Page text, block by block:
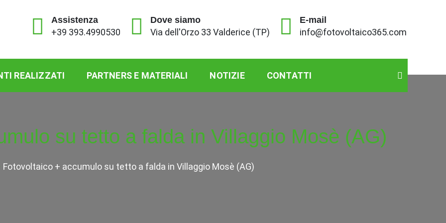
Assistenza
+39 393.4990530
Dove siamo
Via dell'Orzo 33 Valderice (TP)
E-mail
info@fotovoltaico365.com
REALIZZATI PARTNERS E MATERIALI NOTIZIE CONTATTI
su tetto a falda in Villaggio Mosè (AG)
Fotovoltaico + accumulo su tetto a falda in Villaggio Mosè (AG)